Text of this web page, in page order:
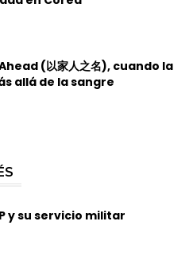
(以家人之名), cuando la
allá de la sangre
y su servicio militar